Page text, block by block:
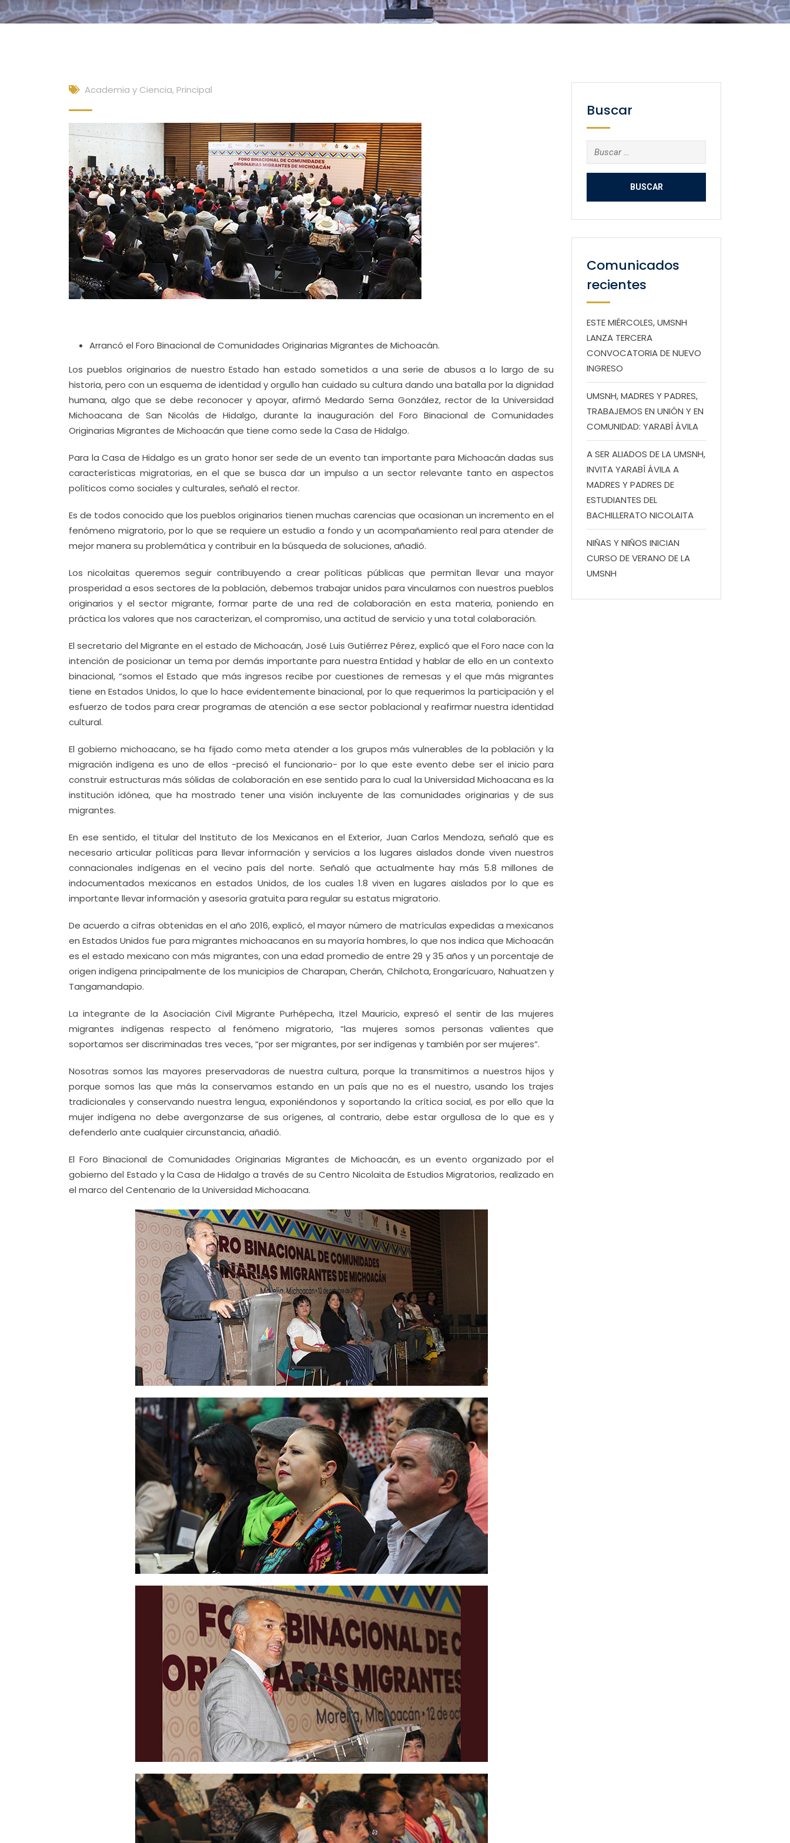
Academia y Ciencia, Principal
Arrancó el Foro Binacional de Comunidades Originarias Migrantes de Michoacán.
Los pueblos originarios de nuestro Estado han estado sometidos a una serie de abusos a lo largo de su
historia, pero con un esquema de identidad y orgullo han cuidado su cultura dando una batalla por la dignidad
humana, algo que se debe reconocer y apoyar, afirmó Medardo Serna González, rector de la Universidad
Michoacana de San Nicolás de Hidalgo, durante la inauguración del Foro Binacional de Comunidades
Originarias Migrantes de Michoacán que tiene como sede la Casa de Hidalgo.
Para la Casa de Hidalgo es un grato honor ser sede de un evento tan importante para Michoacán dadas sus
características migratorias, en el que se busca dar un impulso a un sector relevante tanto en aspectos
políticos como sociales y culturales, señaló el rector.
Es de todos conocido que los pueblos originarios tienen muchas carencias que ocasionan un incremento en el
fenómeno migratorio, por lo que se requiere un estudio a fondo y un acompañamiento real para atender de
mejor manera su problemática y contribuir en la búsqueda de soluciones, añadió.
Los nicolaitas queremos seguir contribuyendo a crear políticas públicas que permitan llevar una mayor
prosperidad a esos sectores de la población, debemos trabajar unidos para vincularnos con nuestros pueblos
originarios y el sector migrante, formar parte de una red de colaboración en esta materia, poniendo en
práctica los valores que nos caracterizan, el compromiso, una actitud de servicio y una total colaboración.
El secretario del Migrante en el estado de Michoacán, José Luis Gutiérrez Pérez, explicó que el Foro nace con la
intención de posicionar un tema por demás importante para nuestra Entidad y hablar de ello en un contexto
binacional, “somos el Estado que más ingresos recibe por cuestiones de remesas y el que más migrantes
tiene en Estados Unidos, lo que lo hace evidentemente binacional, por lo que requerimos la participación y el
esfuerzo de todos para crear programas de atención a ese sector poblacional y reafirmar nuestra identidad
cultural.
El gobierno michoacano, se ha fijado como meta atender a los grupos más vulnerables de la población y la
migración indígena es uno de ellos -precisó el funcionario- por lo que este evento debe ser el inicio para
construir estructuras más sólidas de colaboración en ese sentido para lo cual la Universidad Michoacana es la
institución idónea, que ha mostrado tener una visión incluyente de las comunidades originarias y de sus
migrantes.
En ese sentido, el titular del Instituto de los Mexicanos en el Exterior, Juan Carlos Mendoza, señaló que es
necesario articular políticas para llevar información y servicios a los lugares aislados donde viven nuestros
connacionales indígenas en el vecino país del norte. Señaló que actualmente hay más 5.8 millones de
indocumentados mexicanos en estados Unidos, de los cuales 1.8 viven en lugares aislados por lo que es
importante llevar información y asesoría gratuita para regular su estatus migratorio.
De acuerdo a cifras obtenidas en el año 2016, explicó, el mayor número de matrículas expedidas a mexicanos
en Estados Unidos fue para migrantes michoacanos en su mayoría hombres, lo que nos indica que Michoacán
es el estado mexicano con más migrantes, con una edad promedio de entre 29 y 35 años y un porcentaje de
origen indígena principalmente de los municipios de Charapan, Cherán, Chilchota, Erongarícuaro, Nahuatzen y
Tangamandapio.
La integrante de la Asociación Civil Migrante Purhépecha, Itzel Mauricio, expresó el sentir de las mujeres
migrantes indígenas respecto al fenómeno migratorio, “las mujeres somos personas valientes que
soportamos ser discriminadas tres veces, “por ser migrantes, por ser indígenas y también por ser mujeres”.
Nosotras somos las mayores preservadoras de nuestra cultura, porque la transmitimos a nuestros hijos y
porque somos las que más la conservamos estando en un país que no es el nuestro, usando los trajes
tradicionales y conservando nuestra lengua, exponiéndonos y soportando la crítica social, es por ello que la
mujer indígena no debe avergonzarse de sus orígenes, al contrario, debe estar orgullosa de lo que es y
defenderlo ante cualquier circunstancia, añadió.
El Foro Binacional de Comunidades Originarias Migrantes de Michoacán, es un evento organizado por el
gobierno del Estado y la Casa de Hidalgo a través de su Centro Nicolaita de Estudios Migratorios, realizado en
el marco del Centenario de la Universidad Michoacana.
Buscar
Buscar:
Comunicados
recientes
ESTE MIÉRCOLES, UMSNH
LANZA TERCERA
CONVOCATORIA DE NUEVO
INGRESO
UMSNH, MADRES Y PADRES,
TRABAJEMOS EN UNIÓN Y EN
COMUNIDAD: YARABÍ ÁVILA
A SER ALIADOS DE LA UMSNH,
INVITA YARABÍ ÁVILA A
MADRES Y PADRES DE
ESTUDIANTES DEL
BACHILLERATO NICOLAITA
NIÑAS Y NIÑOS INICIAN
CURSO DE VERANO DE LA
UMSNH